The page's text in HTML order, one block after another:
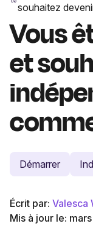
souhaitez
Vous
et
Démarrer
Écrit par: Valesca
Mis à jour le: